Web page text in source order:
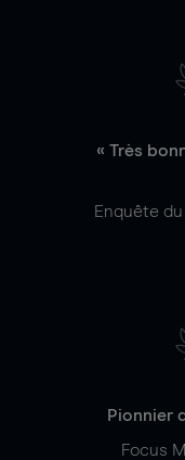
« Très
Enquête
Pionnier
Focus